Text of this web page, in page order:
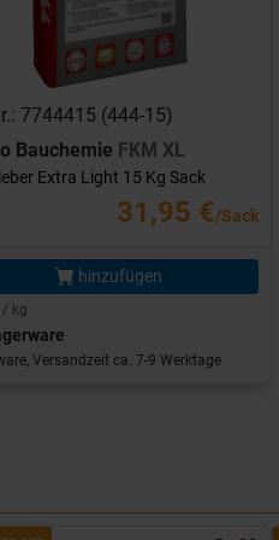
7744415 (444-15)
Bauchemie FKM XL
Extra Light 15 Kg Sack
31,95 €/Sack
hinzufügen
/ kg
Versandzeit ca. 7-9 Werktage